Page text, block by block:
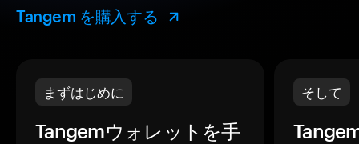
Tangem を購入する
まずはじめに
Tangemウォレットを手
そして